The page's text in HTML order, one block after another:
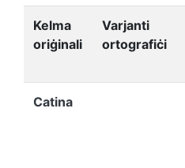
Kelma
oriġinali
Varjanti
ortografiċi
Catina